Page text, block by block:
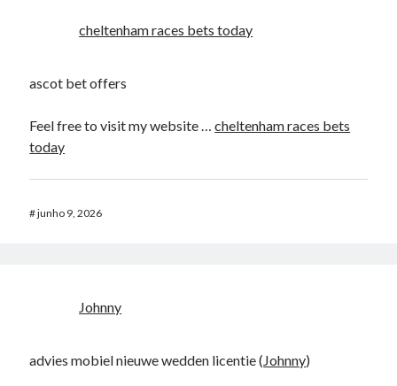
cheltenham races bets today​
ascot bet offers​
Feel free to visit my website …cheltenham races bets
today​
#junho 9, 2026
Johnny
advies mobiel nieuwe wedden licentie (Johnny)